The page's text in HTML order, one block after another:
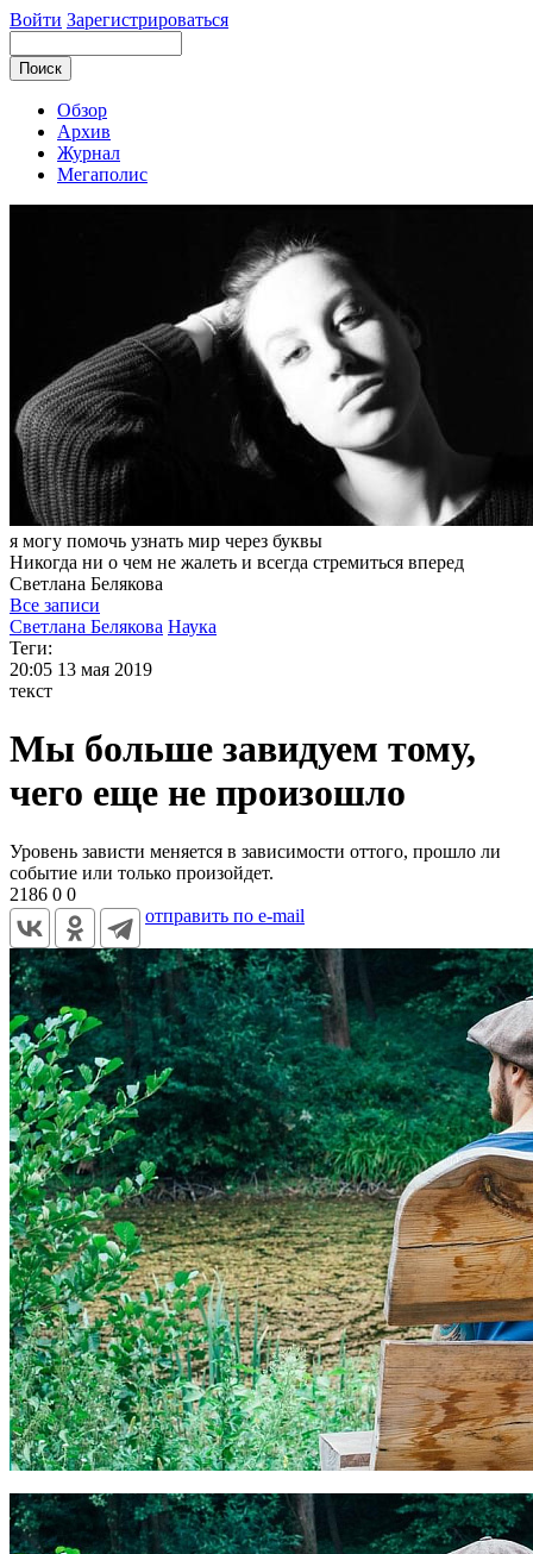
Войти Зарегистрироваться
Обзор
Архив
Журнал
Мегаполис
я могу помочь узнать мир через буквы
Никогда ни о чем не жалеть и всегда стремиться вперед
Светлана Белякова
Все записи
Светлана Белякова Наука
Теги:
20:05 13 мая 2019
текст
Мы больше завидуем тому,
чего еще не произошло
Уровень зависти меняется в зависимости оттого, прошло ли
событие или только произойдет.
2186 0 0
отправить по e-mail